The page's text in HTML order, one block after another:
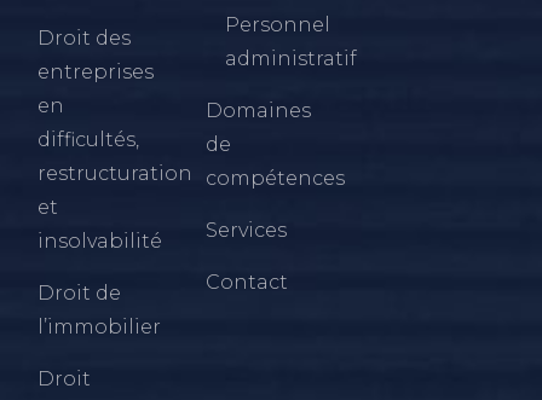
Droit des
entreprises
en
difficultés,
restructuration
et
insolvabilité
Droit de
l’immobilier
Droit
Personnel
administratif
Domaines
de
compétences
Services
Contact